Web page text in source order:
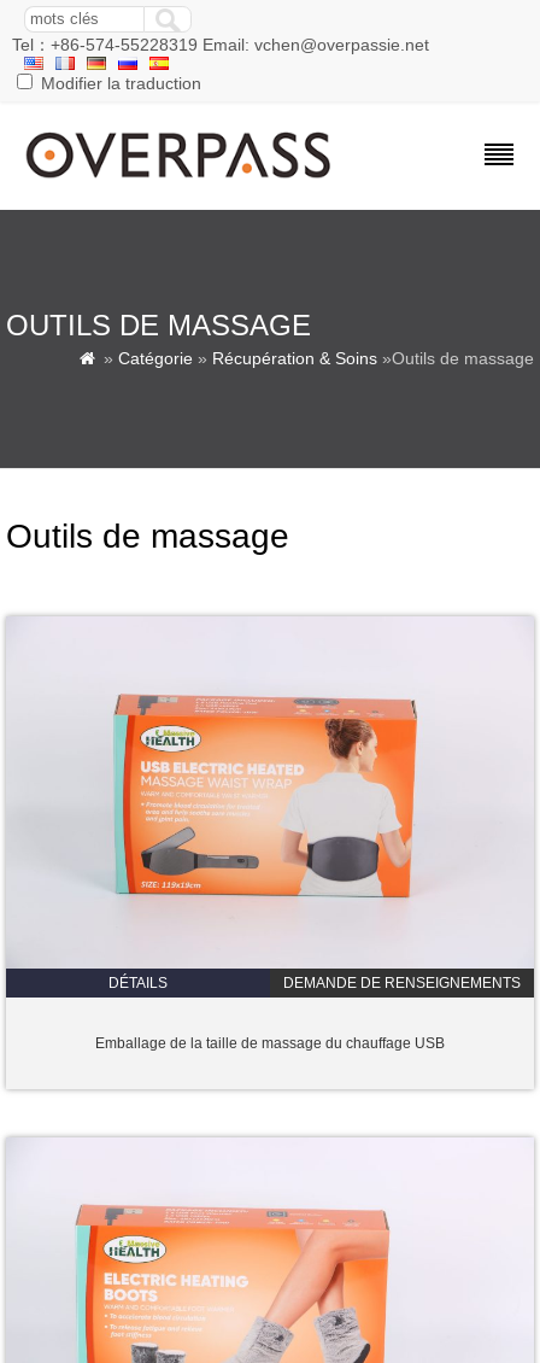
Tel：+86-574-55228319 Email: vchen@overpassie.net
Modifier la traduction
OUTILS DE MASSAGE
 » Catégorie » Récupération & Soins »Outils de massage
Outils de massage
DÉTAILS DEMANDE DE RENSEIGNEMENTS
Emballage de la taille de massage du chauffage USB